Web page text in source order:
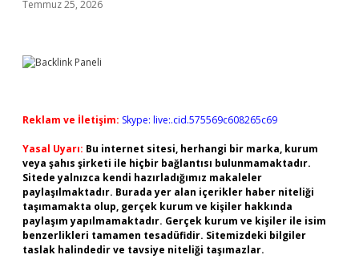
Temmuz 25, 2026
Reklam ve İletişim: Skype: live:.cid.575569c608265c69
Yasal Uyarı: Bu internet sitesi, herhangi bir marka, kurum
veya şahıs şirketi ile hiçbir bağlantısı bulunmamaktadır.
Sitede yalnızca kendi hazırladığımız makaleler
paylaşılmaktadır. Burada yer alan içerikler haber niteliği
taşımamakta olup, gerçek kurum ve kişiler hakkında
paylaşım yapılmamaktadır. Gerçek kurum ve kişiler ile isim
benzerlikleri tamamen tesadüfidir. Sitemizdeki bilgiler
taslak halindedir ve tavsiye niteliği taşımazlar.